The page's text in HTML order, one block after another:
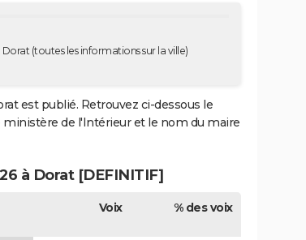
Dorat (toutes les informations sur la ville)
est publié. Retrouvez ci-dessous le
de l'Intérieur et le nom du maire
à Dorat [DEFINITIF]
Voix % des voix